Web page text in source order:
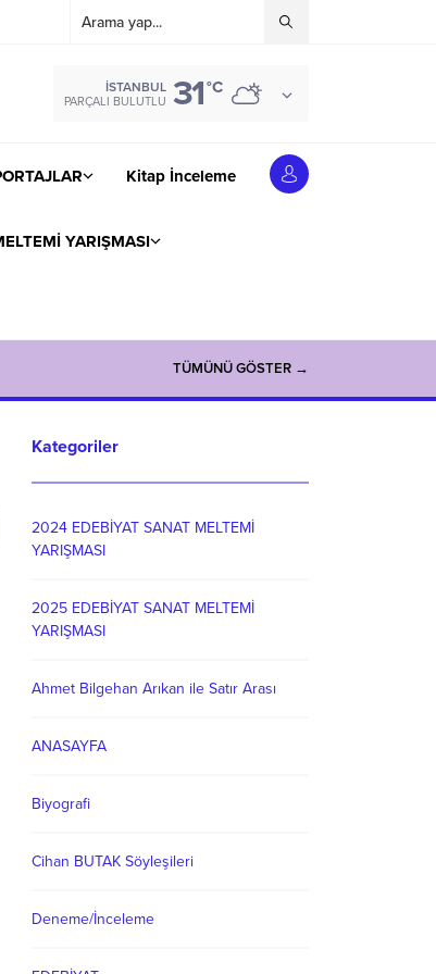
İSTANBUL
PARÇALI BULUTLU 31°C
Kitap İnceleme
YARIŞMASI
TÜMÜNÜ GÖSTER →
Kategoriler
2024 EDEBİYAT SANAT MELTEMİ
YARIŞMASI
2025 EDEBİYAT SANAT MELTEMİ
YARIŞMASI
Ahmet Bilgehan Arıkan ile Satır Arası
ANASAYFA
Biyografi
Cihan BUTAK Söyleşileri
Deneme/İnceleme